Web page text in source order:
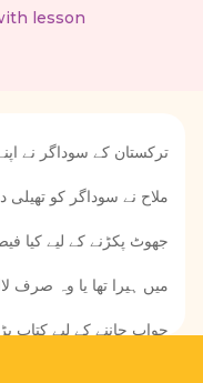
lesson
ترکستان کے سوداگر نے
ملاح نے سوداگر کو
جھوٹ پکڑنے کے لیے کیا
میں ہیرا تھا یا وہ صرف
جواب جاننے کے لیے کتاب